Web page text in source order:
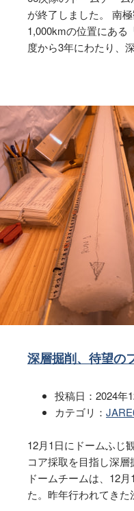
が終了しました。 南
1,000kmの位置にある
度から3年にわたり、
深層掘削、待望の
投稿日： 2024年
カテゴリ：
12月1日にドームふじ
コア採取を目指し深
ドームチームは、12
た。昨年行われてきた